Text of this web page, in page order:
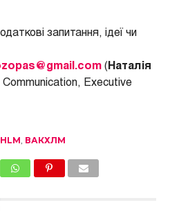
запитання, ідеї чи
( Наталія
Communication, Executive
, ВАКХЛМ